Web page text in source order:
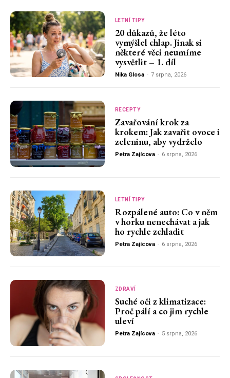
LETNÍ TIPY
20 důkazů, že léto
vymýšlel chlap. Jinak si
některé věci neumíme
vysvětlit – 1. díl
Nika Glosa - 7 srpna, 2026
RECEPTY
Zavařování krok za
krokem: Jak zavařit ovoce i
zeleninu, aby vydrželo
Petra Zajícova - 6 srpna, 2026
LETNÍ TIPY
Rozpálené auto: Co v něm
v horku nenechávat a jak
ho rychle zchladit
Petra Zajícova - 6 srpna, 2026
ZDRAVÍ
Suché oči z klimatizace:
Proč pálí a co jim rychle
uleví
Petra Zajícova - 5 srpna, 2026